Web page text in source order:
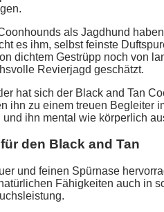
als Jagdhund
es ihm, selbst feinste
dichtem Gestrüpp noch von
Revierjagd geschätzt.
hat sich der Black and Tan
ihn zu einem treuen
ihn mental wie körperlich
den Black and Tan
und feinen Spürnase
Fähigkeiten auch in